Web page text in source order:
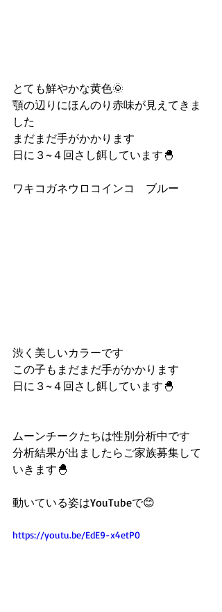
とても鮮やかな黄色🌞
顎の辺りにほんのり赤味が見えてきま
した
まだまだ手がかかります
日に３~４回さし餌しています🐣
ワキコガネウロコインコ　ブルー
渋く美しいカラーです
この子もまだまだ手がかかります
日に３~４回さし餌しています🐣
ムーンチークたちは性別分析中です
分析結果が出ましたらご家族募集して
いきます🐣
動いている姿はYouTubeで😊
https://youtu.be/EdE9-x4etP0